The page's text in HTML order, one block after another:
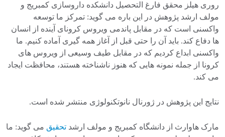
روری هیلز محقق فارغ التحصیل دانشکده داروسازی کمبریج و
مولف ارشد پژوهش در این باره می گوید: تمرکز ما توسعه
واکسنی است که در مقابل پاندمی ویروس کرونای آینده از انسان
ها دفاع کند. باید آن را حتی قبل از آغاز همه گیری آماده کنیم. ما
واکسنی ابداع کردیم که در مقابل طیف وسیعی از ویروس های
کرونا از جمله نمونه هایی که هنوز ناشناخته هستند، محافظت ایجاد
می کند.
نتایج این پژوهش در ژورنال نانوتکنولوژی منتشر شده است.
مارک هاوارث از دانشگاه کمبریج و مولف ارشد تحقیق می گوید: ما